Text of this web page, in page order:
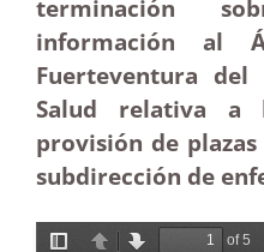
terminación
información al
Fuerteventura del
Salud relativa a
provisión de
subdirección de